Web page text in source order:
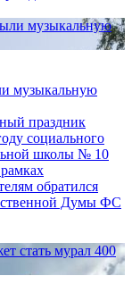
музыкальную
праздник
социального
школы № 10
обратился
Думы ФС